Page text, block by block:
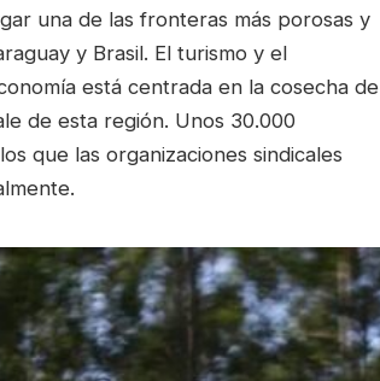
una de las fronteras más porosas y
y Brasil. El turismo y el
está centrada en la cosecha de
de esta región. Unos 30.000
que las organizaciones sindicales